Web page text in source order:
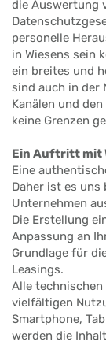
die Auswertung
personelle
in Wiesens sein
ein breites und
sind auch in der
Kanälen und
keine Grenzen
Ein Auftritt mit
Eine
Daher ist es
Unternehmen
Die Erstellung
Anpassung an
Grundlage für
Leasings.
Alle
vielfältigen
Smartphone,
werden die